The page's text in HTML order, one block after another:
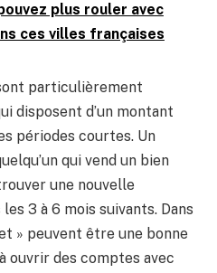
plus rouler avec
ces villes françaises
particulièrement
disposent d’un montant
périodes courtes. Un
qui vend un bien
une nouvelle
3 à 6 mois suivants. Dans
» peuvent être une bonne
ouvrir des comptes avec